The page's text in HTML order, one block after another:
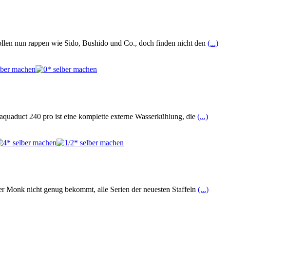
nun rappen wie Sido, Bushido und Co., doch finden nicht den (...)
240 pro ist eine komplette externe Wasserkühlung, die (...)
nicht genug bekommt, alle Serien der neuesten Staffeln (...)